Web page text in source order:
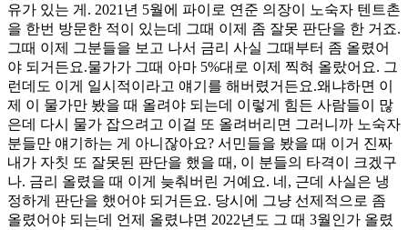
유가 있는 게. 2021년 5월에 파이로 연준 의장이 노숙자 텐트촌
을 한번 방문한 적이 있는데 그때 이제 좀 잘못 판단을 한 거죠.
그때 이제 그분들을 보고 나서 금리 사실 그때부터 좀 올렸어
야 되거든요.물가가 그때 아마 5%대로 이제 찍혀 올랐어요. 그
런데도 이게 일시적이라고 얘기를 해버렸거든요.왜냐하면 이
제 이 물가만 봤을 때 올려야 되는데 이렇게 힘든 사람들이 많
은데 다시 물가 잡으려고 이걸 또 올려버리면 그러니까 노숙자
분들만 얘기하는 게 아니잖아요? 서민들을 봤을 때 이거 진짜
내가 자칫 또 잘못된 판단을 했을 때, 이 분들의 타격이 크겠구
나. 금리 올렸을 때 이게 늦춰버린 거예요. 네, 근데 사실은 냉
정하게 판단을 했어야 되거든요. 당시에 그냥 선제적으로 좀
올렸어야 되는데 언제 올렸냐면 2022년도 그 때 3월인가 올렸